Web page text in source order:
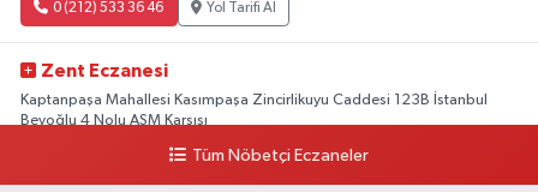
0 (212) 533 36 46 Yol Tarifi Al
Zent Eczanesi
Kaptanpaşa Mahallesi Kasımpaşa Zincirlikuyu Caddesi 123B İstanbul
Beyoğlu 4 Nolu ASM Karşısı
Yol Tarifi Al
Tüm Nöbetçi Eczaneler